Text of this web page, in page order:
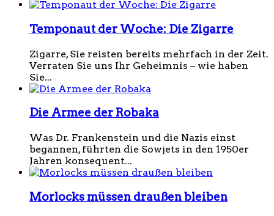
Temponaut der Woche: Die Zigarre
Zigarre, Sie reisten bereits mehrfach in der Zeit.
Verraten Sie uns Ihr Geheimnis – wie haben
Sie...
Die Armee der Robaka
Was Dr. Frankenstein und die Nazis einst
begannen, führten die Sowjets in den 1950er
Jahren konsequent...
Morlocks müssen draußen bleiben